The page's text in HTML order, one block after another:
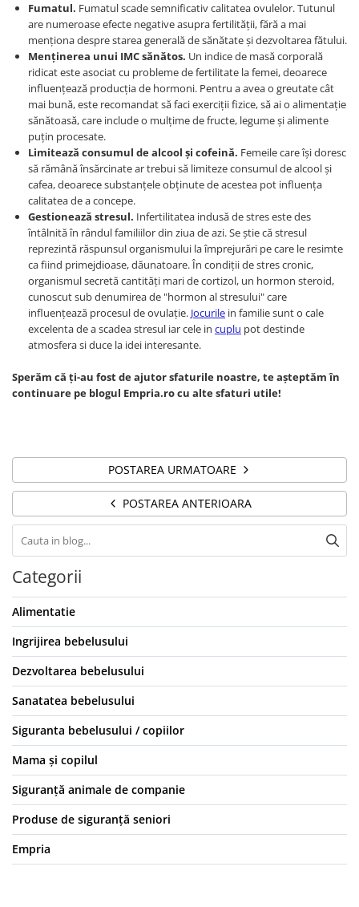
Fumatul. Fumatul scade semnificativ calitatea ovulelor. Tutunul
are numeroase efecte negative asupra fertilității, fără a mai
menționa despre starea generală de sănătate și dezvoltarea fătului.
Menținerea unui IMC sănătos. Un indice de masă corporală
ridicat este asociat cu probleme de fertilitate la femei, deoarece
influențează producția de hormoni. Pentru a avea o greutate cât
mai bună, este recomandat să faci exerciții fizice, să ai o alimentație
sănătoasă, care include o mulțime de fructe, legume și alimente
puțin procesate.
Limitează consumul de alcool și cofeină. Femeile care își doresc
să rămână însărcinate ar trebui să limiteze consumul de alcool și
cafea, deoarece substanțele obținute de acestea pot influența
calitatea de a concepe.
Gestionează stresul. Infertilitatea indusă de stres este des
întâlnită în rândul familiilor din ziua de azi. Se știe că stresul
reprezintă răspunsul organismului la împrejurări pe care le resimte
ca fiind primejdioase, dăunatoare. În condiții de stres cronic,
organismul secretă cantități mari de cortizol, un hormon steroid,
cunoscut sub denumirea de "hormon al stresului" care
influențează procesul de ovulație. Jocurile in familie sunt o cale
excelenta de a scadea stresul iar cele in cuplu pot destinde
atmosfera si duce la idei interesante.
Sperăm că ți-au fost de ajutor sfaturile noastre, te așteptăm în
continuare pe blogul Empria.ro cu alte sfaturi utile!
POSTAREA URMATOARE
POSTAREA ANTERIOARA
Categorii
Alimentatie
Ingrijirea bebelusului
Dezvoltarea bebelusului
Sanatatea bebelusului
Siguranta bebelusului / copiilor
Mama și copilul
Siguranță animale de companie
Produse de siguranță seniori
Empria